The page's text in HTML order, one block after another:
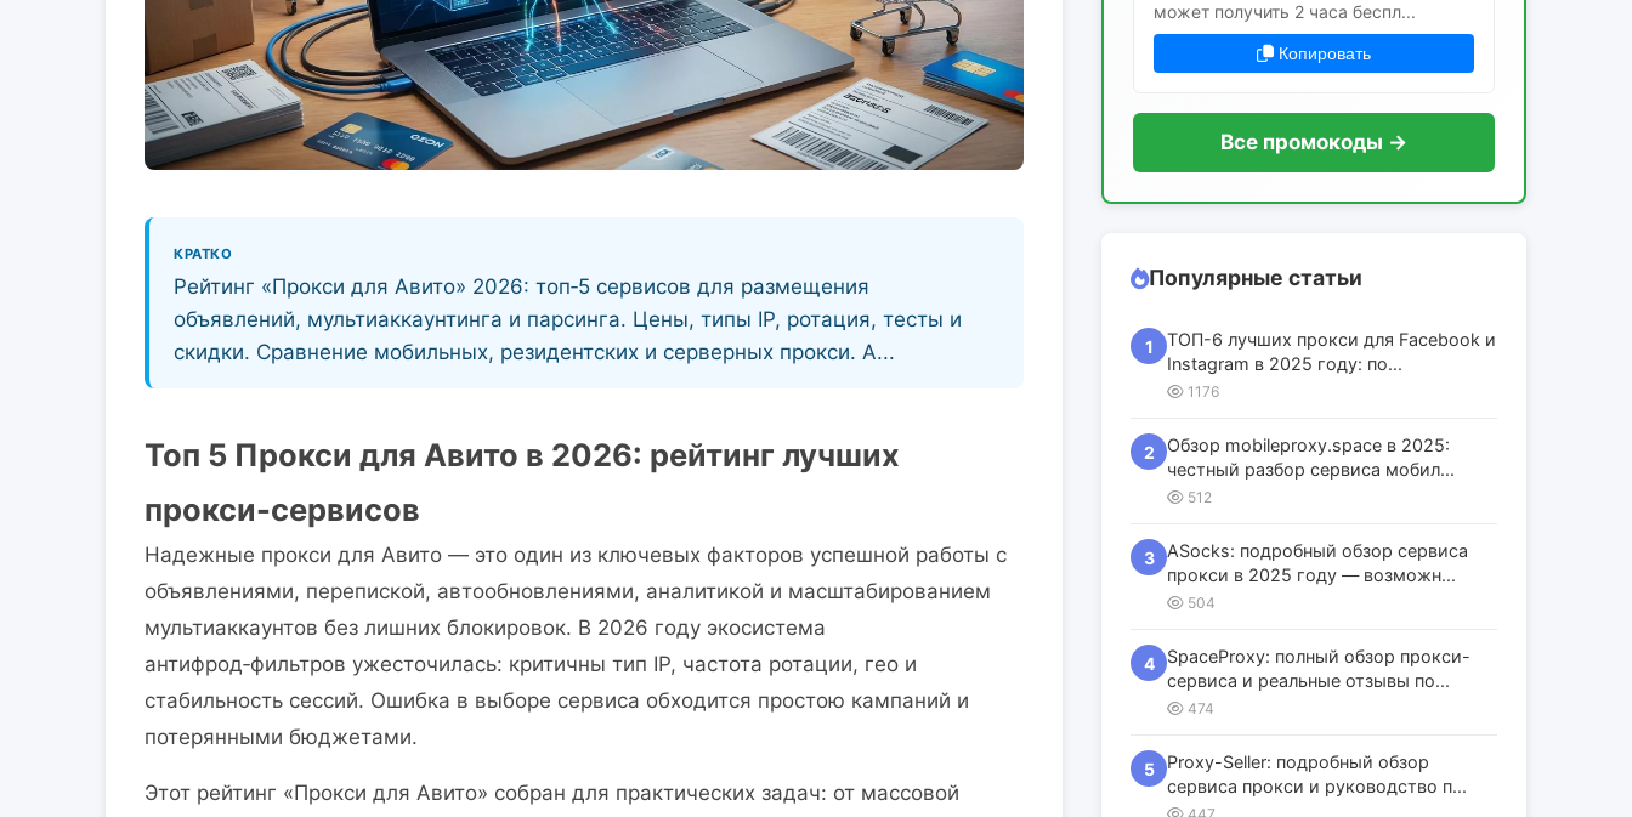
КРАТКО
Рейтинг «Прокси для Авито» 2026: топ‑5 сервисов для размещения
объявлений, мультиаккаунтинга и парсинга. Цены, типы IP, ротация, тесты и
скидки. Сравнение мобильных, резидентских и серверных прокси. А...
Топ 5 Прокси для Авито в 2026: рейтинг лучших
прокси-сервисов
Надежные прокси для Авито — это один из ключевых факторов успешной работы с
объявлениями, перепиской, автообновлениями, аналитикой и масштабированием
мультиаккаунтов без лишних блокировок. В 2026 году экосистема
антифрод‑фильтров ужесточилась: критичны тип IP, частота ротации, гео и
стабильность сессий. Ошибка в выборе сервиса обходится простою кампаний и
потерянными бюджетами.
Этот рейтинг «Прокси для Авито» собран для практических задач: от массовой
может получить 2 часа беспл...
Копировать
Все промокоды →
Популярные статьи
1
ТОП-6 лучших прокси для Facebook и
Instagram в 2025 году: по...
1176
2
Обзор mobileproxy.space в 2025:
честный разбор сервиса мобил...
512
3
ASocks: подробный обзор сервиса
прокси в 2025 году — возможн...
504
4
SpaceProxy: полный обзор прокси-
сервиса и реальные отзывы по...
474
5
Proxy-Seller: подробный обзор
сервиса прокси и руководство п...